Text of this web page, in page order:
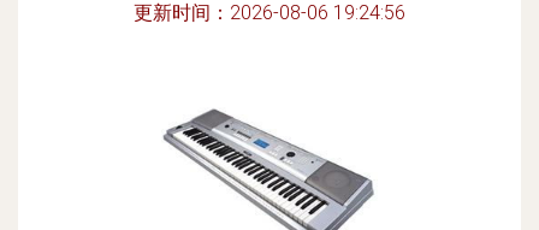
更新时间：2026-08-06 19:24:56